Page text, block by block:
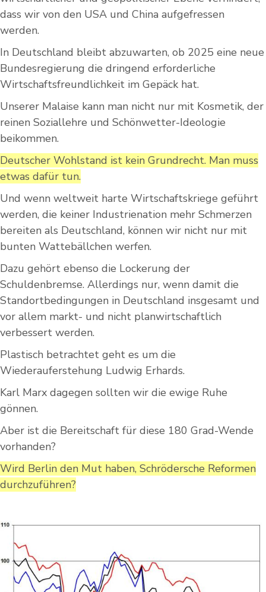
dass wir von den USA und China aufgefressen
werden.
In Deutschland bleibt abzuwarten, ob 2025 eine neue
Bundesregierung die dringend erforderliche
Wirtschaftsfreundlichkeit im Gepäck hat.
Unserer Malaise kann man nicht nur mit Kosmetik, der
reinen Soziallehre und Schönwetter-Ideologie
beikommen.
Deutscher Wohlstand ist kein Grundrecht. Man muss
etwas dafür tun.
Und wenn weltweit harte Wirtschaftskriege geführt
werden, die keiner Industrienation mehr Schmerzen
bereiten als Deutschland, können wir nicht nur mit
bunten Wattebällchen werfen.
Dazu gehört ebenso die Lockerung der
Schuldenbremse. Allerdings nur, wenn damit die
Standortbedingungen in Deutschland insgesamt und
vor allem markt- und nicht planwirtschaftlich
verbessert werden.
Plastisch betrachtet geht es um die
Wiederauferstehung Ludwig Erhards.
Karl Marx dagegen sollten wir die ewige Ruhe
gönnen.
Aber ist die Bereitschaft für diese 180 Grad-Wende
vorhanden?
Wird Berlin den Mut haben, Schrödersche Reformen
durchzuführen?